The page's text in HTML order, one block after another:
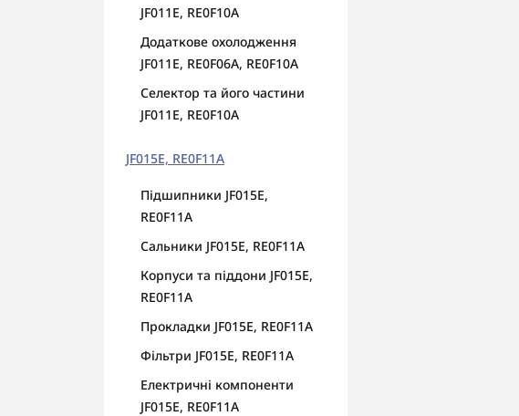
JF011E, RE0F10A
Додаткове охолодження
JF011E, RE0F06A, RE0F10A
Селектор та його частини
JF011E, RE0F10A
JF015E, RE0F11A
Підшипники JF015E,
RE0F11A
Сальники JF015E, RE0F11A
Корпуси та піддони JF015E,
RE0F11A
Прокладки JF015E, RE0F11A
Фільтри JF015E, RE0F11A
Електричні компоненти
JF015E, RE0F11A